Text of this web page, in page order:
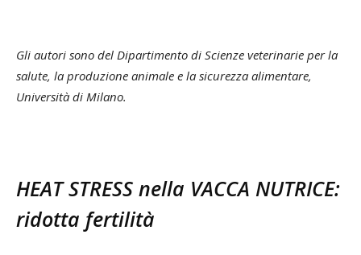
Gli autori sono del Dipartimento di Scienze veterinarie per la
salute, la produzione animale e la sicurezza alimentare,
Università di Milano.
HEAT STRESS nella VACCA NUTRICE:
ridotta fertilità